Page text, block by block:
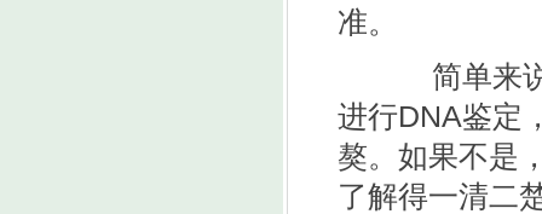
准。
简单来说
进行DNA鉴定
獒。如果不是
了解得一清二